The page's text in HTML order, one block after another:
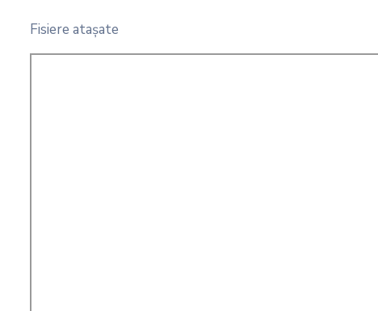
Fisiere ataşate